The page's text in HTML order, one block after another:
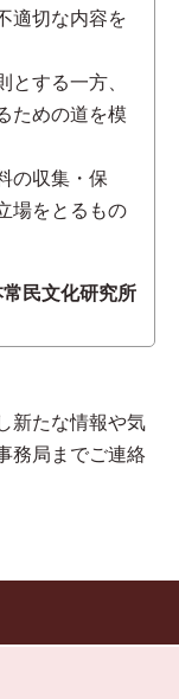
適切な内容を
する一方、
ための道を模
の収集・保
場をとるもの
民文化研究所
新たな情報や気
務局までご連絡